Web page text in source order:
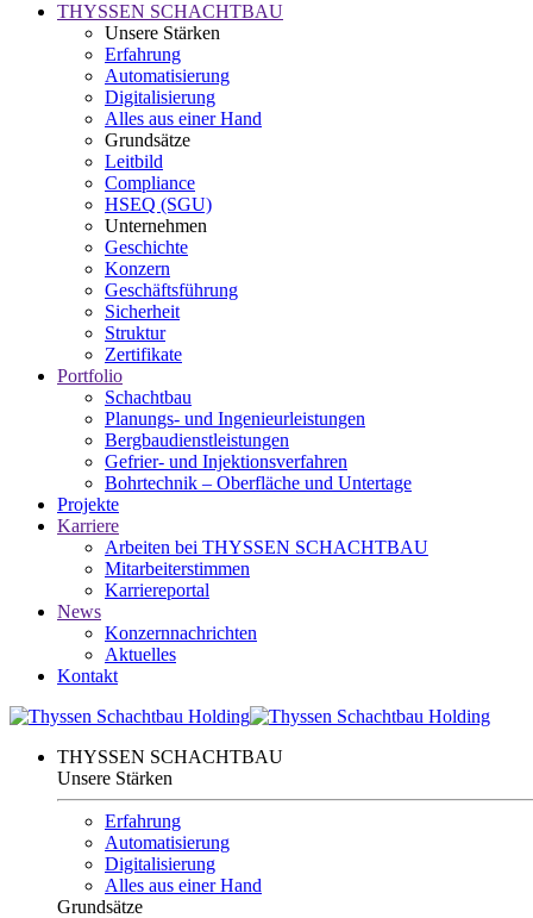
THYSSEN SCHACHTBAU
Unsere Stärken
Erfahrung
Automatisierung
Digitalisierung
Alles aus einer Hand
Grundsätze
Leitbild
Compliance
HSEQ (SGU)
Unternehmen
Geschichte
Konzern
Geschäftsführung
Sicherheit
Struktur
Zertifikate
Portfolio
Schachtbau
Planungs- und Ingenieurleistungen
Bergbaudienstleistungen
Gefrier- und Injektionsverfahren
Bohrtechnik – Oberfläche und Untertage
Projekte
Karriere
Arbeiten bei THYSSEN SCHACHTBAU
Mitarbeiterstimmen
Karriereportal
News
Konzernnachrichten
Aktuelles
Kontakt
THYSSEN SCHACHTBAU
Unsere Stärken
Erfahrung
Automatisierung
Digitalisierung
Alles aus einer Hand
Grundsätze